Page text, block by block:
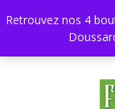
Retrouvez nos 4